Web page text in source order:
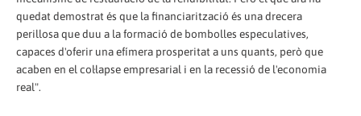
quedat demostrat és que la financiarització és una drecera
perillosa que duu a la formació de bombolles especulatives,
capaces d'oferir una efímera prosperitat a uns quants, però que
acaben en el col·lapse empresarial i en la recessió de l'economia
real".